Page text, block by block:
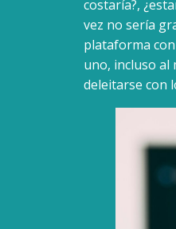
costaría?,
vez no sería
plataforma
uno, incluso al
deleitarse con